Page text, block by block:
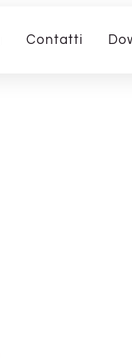
Contatti